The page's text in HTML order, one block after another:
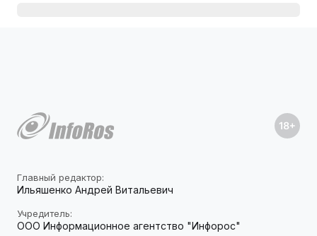
Главный редактор:
Ильяшенко Андрей Витальевич
Учредитель:
ООО Информационное агентство "Инфорос"